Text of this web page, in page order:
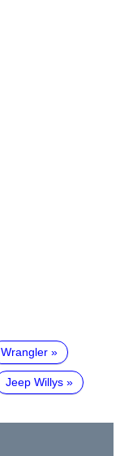
Wrangler
Jeep Willys